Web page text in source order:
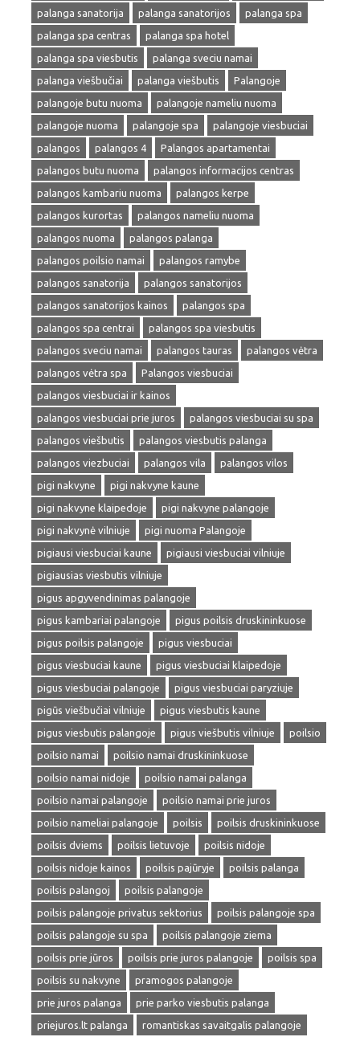
palanga sanatorija
palanga sanatorijos
palanga spa
palanga spa centras
palanga spa hotel
palanga spa viesbutis
palanga sveciu namai
palanga viešbučiai
palanga viešbutis
Palangoje
palangoje butu nuoma
palangoje nameliu nuoma
palangoje nuoma
palangoje spa
palangoje viesbuciai
palangos
palangos 4
Palangos apartamentai
palangos butu nuoma
palangos informacijos centras
palangos kambariu nuoma
palangos kerpe
palangos kurortas
palangos nameliu nuoma
palangos nuoma
palangos palanga
palangos poilsio namai
palangos ramybe
palangos sanatorija
palangos sanatorijos
palangos sanatorijos kainos
palangos spa
palangos spa centrai
palangos spa viesbutis
palangos sveciu namai
palangos tauras
palangos vėtra
palangos vėtra spa
Palangos viesbuciai
palangos viesbuciai ir kainos
palangos viesbuciai prie juros
palangos viesbuciai su spa
palangos viešbutis
palangos viesbutis palanga
palangos viezbuciai
palangos vila
palangos vilos
pigi nakvyne
pigi nakvyne kaune
pigi nakvyne klaipedoje
pigi nakvyne palangoje
pigi nakvynė vilniuje
pigi nuoma Palangoje
pigiausi viesbuciai kaune
pigiausi viesbuciai vilniuje
pigiausias viesbutis vilniuje
pigus apgyvendinimas palangoje
pigus kambariai palangoje
pigus poilsis druskininkuose
pigus poilsis palangoje
pigus viesbuciai
pigus viesbuciai kaune
pigus viesbuciai klaipedoje
pigus viesbuciai palangoje
pigus viesbuciai paryziuje
pigūs viešbučiai vilniuje
pigus viesbutis kaune
pigus viesbutis palangoje
pigus viešbutis vilniuje
poilsio
poilsio namai
poilsio namai druskininkuose
poilsio namai nidoje
poilsio namai palanga
poilsio namai palangoje
poilsio namai prie juros
poilsio nameliai palangoje
poilsis
poilsis druskininkuose
poilsis dviems
poilsis lietuvoje
poilsis nidoje
poilsis nidoje kainos
poilsis pajūryje
poilsis palanga
poilsis palangoj
poilsis palangoje
poilsis palangoje privatus sektorius
poilsis palangoje spa
poilsis palangoje su spa
poilsis palangoje ziema
poilsis prie jūros
poilsis prie juros palangoje
poilsis spa
poilsis su nakvyne
pramogos palangoje
prie juros palanga
prie parko viesbutis palanga
priejuros.lt palanga
romantiskas savaitgalis palangoje